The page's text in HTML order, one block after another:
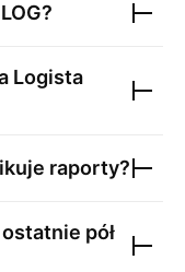
LOG?
Logista
raporty?
pół